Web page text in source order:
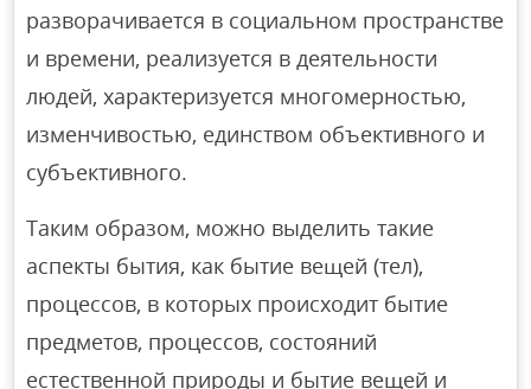
разворачивается в социальном пространстве
и времени, реализуется в деятельности
людей, характеризуется многомерностью,
изменчивостью, единством объективного и
субъективного.
Таким образом, можно выделить такие
аспекты бытия, как бытие вещей (тел),
процессов, в которых происходит бытие
предметов, процессов, состояний
естественной природы и бытие вещей и